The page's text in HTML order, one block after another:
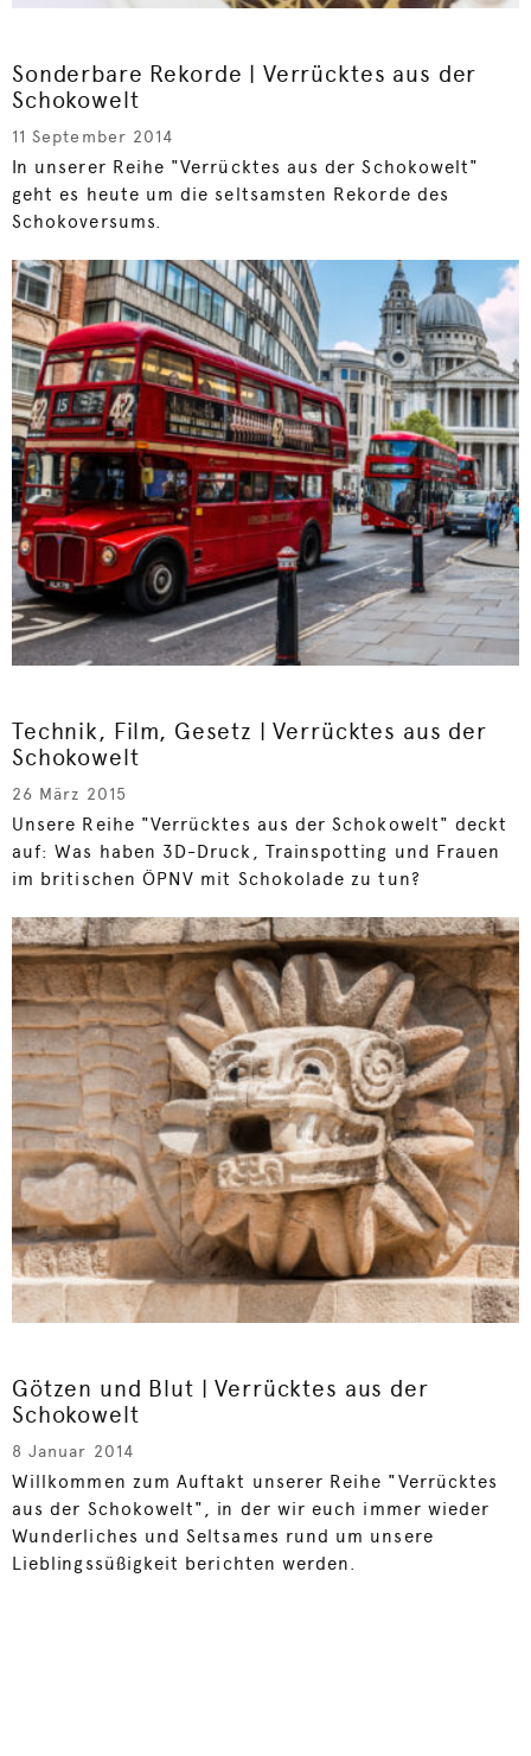
Sonderbare Rekorde | Verrücktes aus der
Schokowelt
11 September 2014
In unserer Reihe "Verrücktes aus der Schokowelt"
geht es heute um die seltsamsten Rekorde des
Schokoversums.
Technik, Film, Gesetz | Verrücktes aus der
Schokowelt
26 März 2015
Unsere Reihe "Verrücktes aus der Schokowelt" deckt
auf: Was haben 3D-Druck, Trainspotting und Frauen
im britischen ÖPNV mit Schokolade zu tun?
Götzen und Blut | Verrücktes aus der
Schokowelt
8 Januar 2014
Willkommen zum Auftakt unserer Reihe "Verrücktes
aus der Schokowelt", in der wir euch immer wieder
Wunderliches und Seltsames rund um unsere
Lieblingssüßigkeit berichten werden.